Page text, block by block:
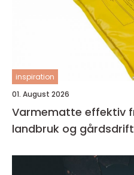
inspiration
01. August 2026
Varmematte effektiv frostbeskyttelse for
landbruk og gårdsdrift